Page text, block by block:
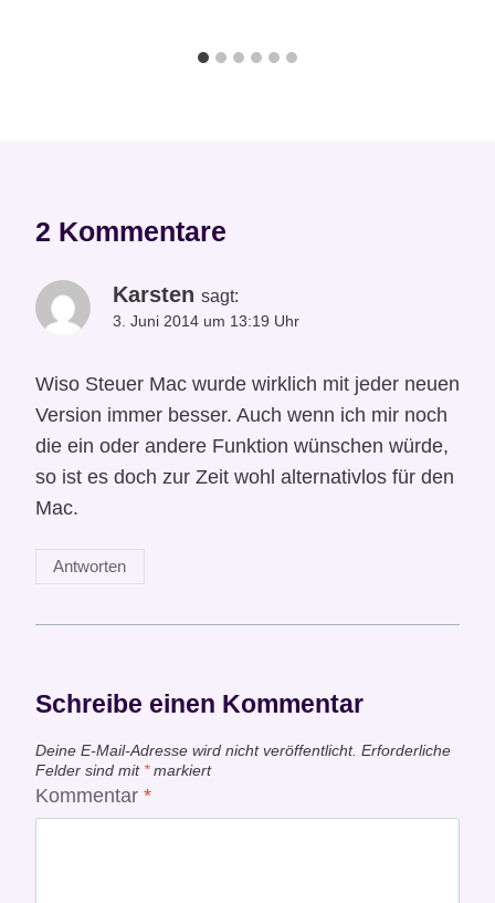
2 Kommentare
Karsten sagt:
3. Juni 2014 um 13:19 Uhr
Wiso Steuer Mac wurde wirklich mit jeder neuen
Version immer besser. Auch wenn ich mir noch
die ein oder andere Funktion wünschen würde,
so ist es doch zur Zeit wohl alternativlos für den
Mac.
Antworten
Schreibe einen Kommentar
Deine E-Mail-Adresse wird nicht veröffentlicht. Erforderliche
Felder sind mit *markiert
Kommentar *